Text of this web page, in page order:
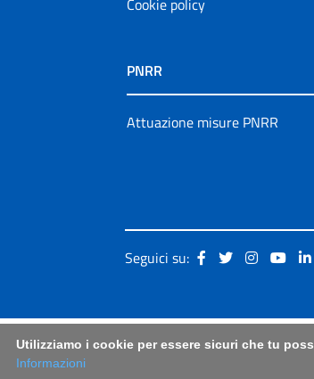
PNRR
Attuazione misure PNRR
Seguici su:
Utilizziamo i cookie per essere sicuri che tu
Informazioni